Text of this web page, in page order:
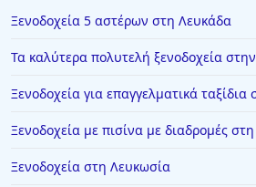
Ξενοδοχεία 5 αστέρων στη Λευκάδα
Τα καλύτερα πολυτελή ξενοδοχεία
Ξενοδοχεία για επαγγελματικά
Ξενοδοχεία με πισίνα με διαδρομές
Ξενοδοχεία στη Λευκωσία